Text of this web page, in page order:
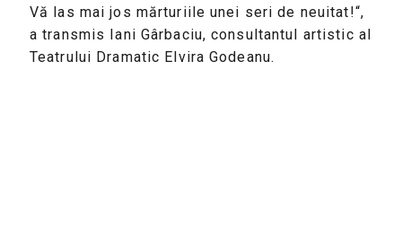
Vă las mai jos mărturiile unei seri de neuitat!“,
a transmis Iani Gârbaciu, consultantul artistic al
Teatrului Dramatic Elvira Godeanu.